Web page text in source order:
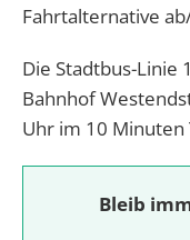
Fahrtalternative
Die Stadtbus-Linie
Bahnhof
Uhr im 10
Bleib